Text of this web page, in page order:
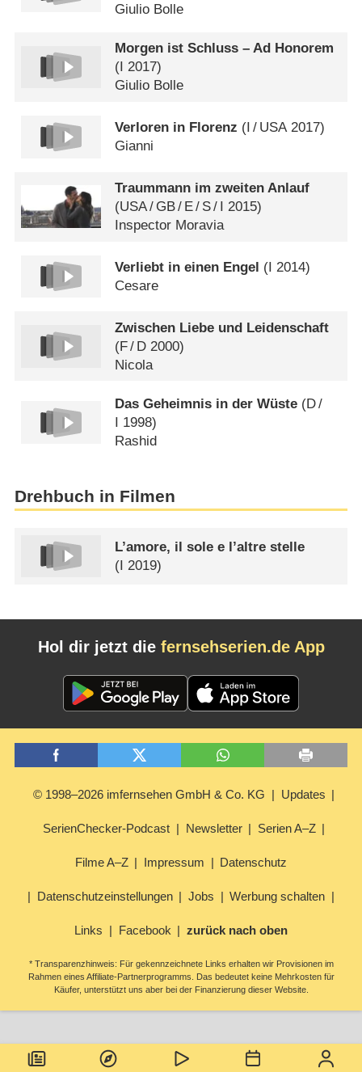
Giulio Bolle
Morgen ist Schluss – Ad Honorem
( 2017)
Giulio Bolle
Verloren in Florenz ( / USA2017)
Gianni
Traummann im zweiten Anlauf
(USA/ GB/ E/ S/ I 2015)
Inspector Moravia
Verliebt in einen Engel (I 2014)
Cesare
Zwischen Liebe und Leidenschaft
(F/ D 2000)
Nicola
Das Geheimnis in der Wüste (D/
1998)
Rashid
Drehbuch in Filmen
L’amore, il sole e l’altre stelle
(I 2019)
Hol dir jetzt die fernsehserien.de App
© 1998–2026 imfernsehen GmbH & Co. KG Updates
SerienChecker-Podcast Newsletter Serien A–Z
Filme A–Z Impressum Datenschutz
Datenschutzeinstellungen Jobs Werbung schalten
Links Facebook zurück nach oben
* Transparenzhinweis: Für gekennzeichnete Links erhalten wir Provisionen im
Rahmen eines Affiliate-Partnerprogramms. Das bedeutet keine Mehrkosten für
Käufer, unterstützt uns aber bei der Finanzierung dieser Website.